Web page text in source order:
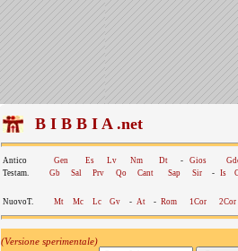
B I B B I A .net
Antico Gen Es Lv Nm Dt - Gios
Testam.
Gb Sal Prv Qo Cant Sap Sir - Is
NuovoT. Mt Mc Lc Gv - At - Rom 1Cor 2Cor
(Versione sperimentale)